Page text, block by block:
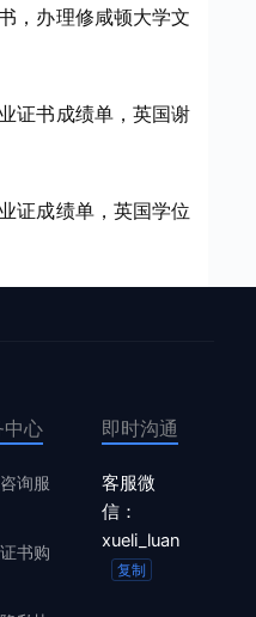
，办理修咸顿大学文
证书成绩单，英国谢
证成绩单，英国学位
中心
询服
书购
即时沟通
客服微
信：
xueli_luan
复制